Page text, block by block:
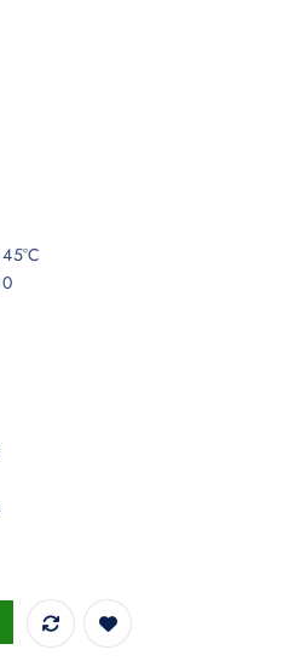
chip 3000K - 21842 mennyiség